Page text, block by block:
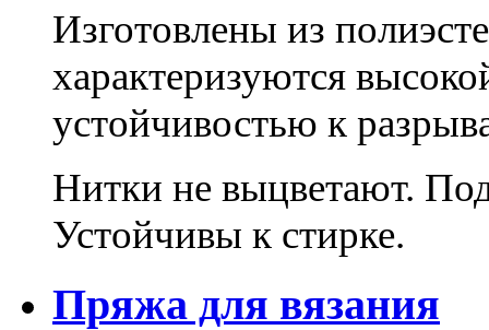
Изготовлены из
характеризуются
устойчивостью к
Нитки не выцветают.
Устойчивы к стирке.
Пряжа для вязания